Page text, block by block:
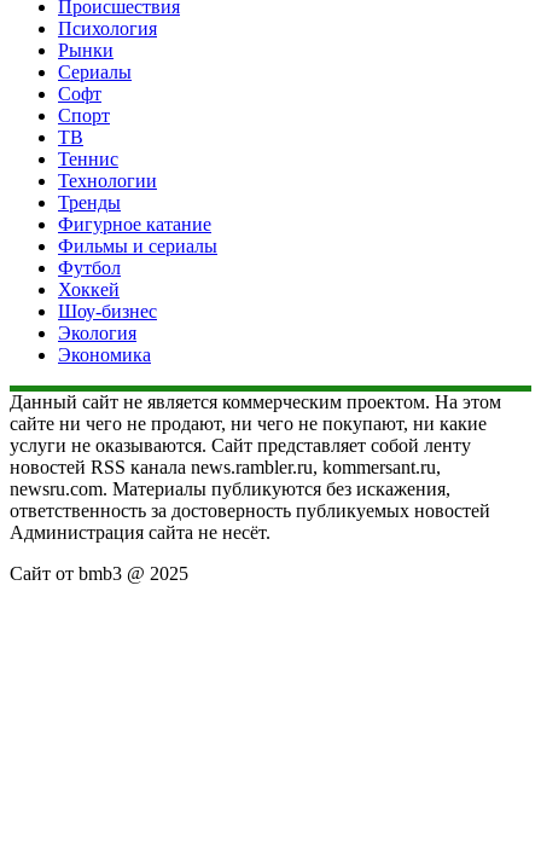
Происшествия
Психология
Рынки
Сериалы
Софт
Спорт
ТВ
Теннис
Технологии
Тренды
Фигурное катание
Фильмы и сериалы
Футбол
Хоккей
Шоу-бизнес
Экология
Экономика
Данный сайт не является коммерческим проектом. На этом
сайте ни чего не продают, ни чего не покупают, ни какие
услуги не оказываются. Сайт представляет собой ленту
новостей RSS канала news.rambler.ru, kommersant.ru,
newsru.com. Материалы публикуются без искажения,
ответственность за достоверность публикуемых новостей
Администрация сайта не несёт.
Сайт от bmb3 @ 2025